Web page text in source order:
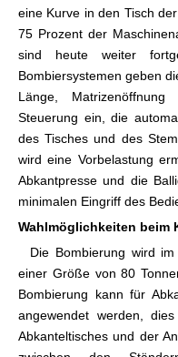
eine Kurve in den Tisch
75 Prozent der
sind heute weiter
Bombiersystemen geben
Länge,
Steuerung ein, die
des Tisches und des
wird eine Vorbelastung
Abkantpresse und die
minimalen Eingriff des
Wahlmöglichkeiten beim
Die Bombierung wird im
einer Größe von 80
Bombierung kann für
angewendet werden,
Abkanteltisches und der